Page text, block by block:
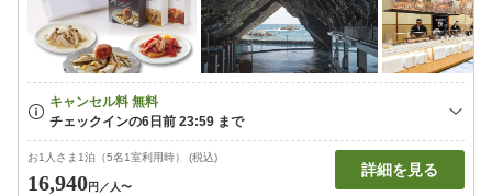
お1人さま1泊（5名1室利用時） (税込)
16,940円 ／人〜
詳細を見る